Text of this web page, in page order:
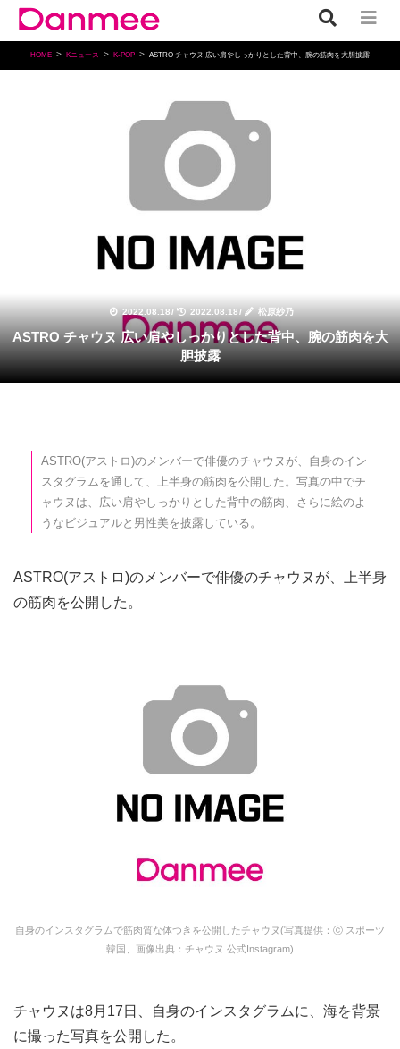
HOME Kニュース K-POP ASTRO チャウヌ 広い肩やしっかりとした背中、腕の筋肉を大胆披露
2022.08.18/ 2022.08.18/ 松原紗乃
ASTRO チャウヌ 広い肩やしっかりとした背中、腕の筋肉を大
胆披露
ASTRO(アストロ)のメンバーで俳優のチャウヌが、自身のイン
スタグラムを通して、上半身の筋肉を公開した。写真の中でチ
ャウヌは、広い肩やしっかりとした背中の筋肉、さらに絵のよ
うなビジュアルと男性美を披露している。
ASTRO(アストロ)のメンバーで俳優のチャウヌが、上半身
の筋肉を公開した。
自身のインスタグラムで筋肉質な体つきを公開したチャウヌ(写真提供：ⓒ スポーツ
韓国、画像出典：チャウヌ 公式Instagram)
チャウヌは8月17日、自身のインスタグラムに、海を背景
に撮った写真を公開した。